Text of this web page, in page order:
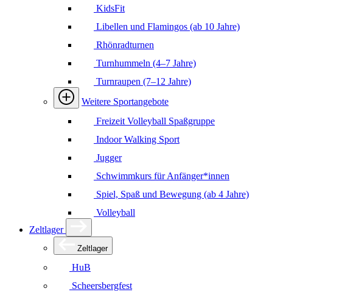
KidsFit
Libellen und Flamingos (ab 10 Jahre)
Rhönradturnen
Turnhummeln (4–7 Jahre)
Turnraupen (7–12 Jahre)
Weitere Sportangebote
Freizeit Volleyball Spaßgruppe
Indoor Walking Sport
Jugger
Schwimmkurs für Anfänger*innen
Spiel, Spaß und Bewegung (ab 4 Jahre)
Volleyball
Zeltlager
Zeltlager
HuB
Scheersbergfest